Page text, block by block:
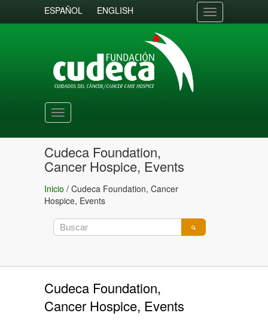
ESPAÑOL ENGLISH
Toggle
navigation
Toggle
navigation
Cudeca Foundation,
Cancer Hospice, Events
Inicio / Cudeca Foundation, Cancer
Hospice, Events
Cudeca Foundation,
Cancer Hospice, Events